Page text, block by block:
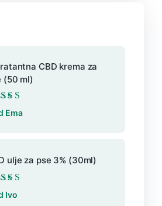
CBD krema za
(50 ml)
Ema
ulje za pse 3% (30ml)
Ivo